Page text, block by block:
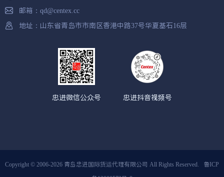
邮箱： qd@centex.cc
地址：山东省青岛市市南区香港中路37号华夏基石16层
忠进微信公众号 忠进抖音视频号
Copyright © 2006-2026 青岛忠进国际货运代理有限公司 All Rights Reserved. 鲁ICP